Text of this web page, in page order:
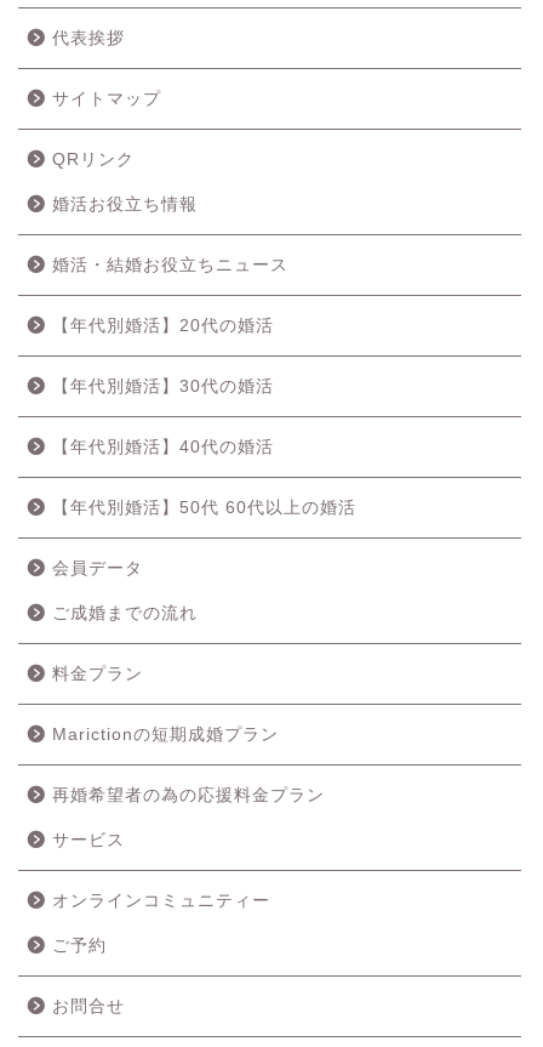
代表挨拶
サイトマップ
QRリンク
婚活お役立ち情報
婚活・結婚お役立ちニュース
【年代別婚活】20代の婚活
【年代別婚活】30代の婚活
【年代別婚活】40代の婚活
【年代別婚活】50代 60代以上の婚活
会員データ
ご成婚までの流れ
料金プラン
Marictionの短期成婚プラン
再婚希望者の為の応援料金プラン
サービス
オンラインコミュニティー
ご予約
お問合せ